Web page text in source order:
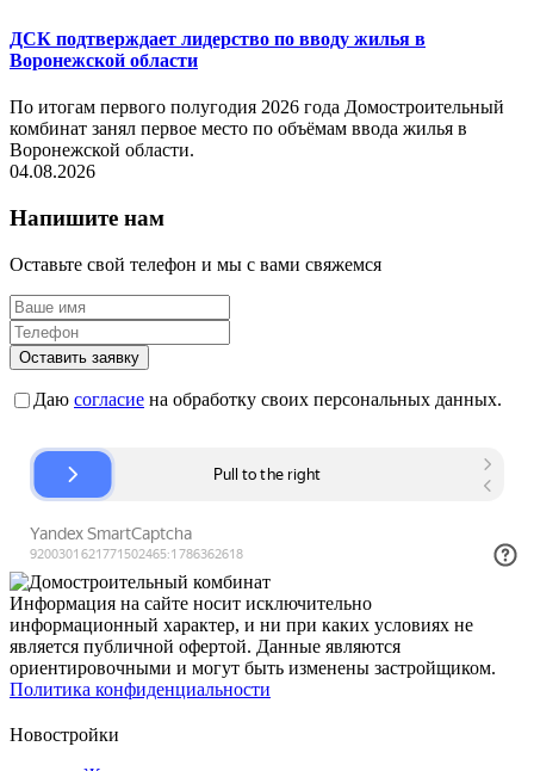
ДСК подтверждает лидерство по вводу жилья в
Воронежской области
По итогам первого полугодия 2026 года Домостроительный
комбинат занял первое место по объёмам ввода жилья в
Воронежской области.
04.08.2026
Напишите нам
Оставьте свой телефон и мы с вами свяжемся
Оставить заявку
Даю согласие на обработку своих персональных данных.
Информация на сайте носит исключительно
информационный характер, и ни при каких условиях не
является публичной офертой. Данные являются
ориентировочными и могут быть изменены застройщиком.
Политика конфиденциальности
Новостройки